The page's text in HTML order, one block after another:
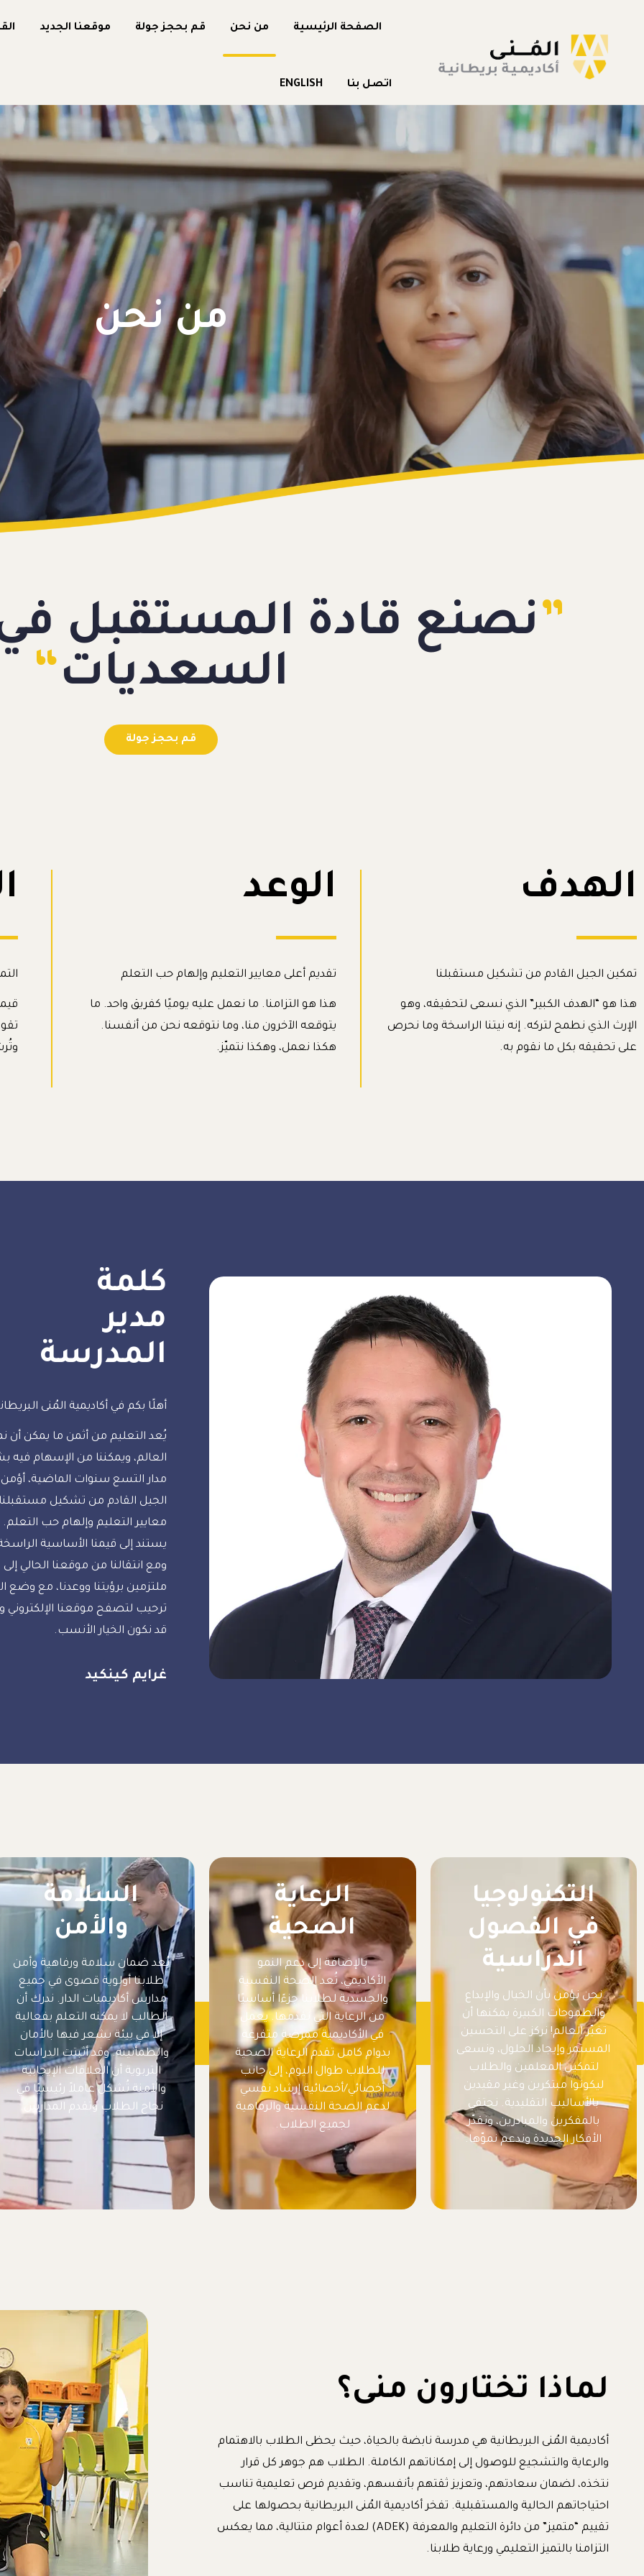
الصفحة الرئيسية من نحن قم بحجز جولة موقعنا الجديد
اتصل بنا ENGLISH
من نحن
” نصنع قادة المستقبل
السعديات“
قم بحجز جولة
الهدف
تمكين الجيل القادم من تشكيل مستقبلنا
هذا هو “الهدف الكبير” الذي نسعى لتحقيقه، وهو
الإرث الذي نطمح لتركه. إنه نيتنا الراسخة وما نحرص
على تحقيقه بكل ما نقوم به.
الوعد
تقديم أعلى معايير التعليم وإلهام حب التعلم
هذا هو التزامنا. ما نعمل عليه يوميًا كفريق واحد. ما
يتوقعه الآخرون منا، وما نتوقعه نحن من أنفسنا.
هكذا نعمل، وهكذا نتميّز.
كلمة
مدير
المدرسة
أهلًا بكم في أكاديمية المُنى
يُعد التعليم من أثمن ما يمكن أن
العالم، ويمكننا من الإسهام فيه
مدار التسع سنوات الماضية،
الجيل القادم من تشكيل
معايير التعليم وإلهام حب
يستند إلى قيمنا الأساسية الراسخة:
ومع انتقالنا من موقعنا الحالي
ملتزمين برؤيتنا ووعدنا، مع
ترحيب لتصفح موقعنا الإلكتروني
قد نكون الخيار الأنسب.
غرايم كينكيد
التكنولوجيا
في الفصول
الدراسية
نحن نؤمن بأن الخيال والإبداع
والطموحات الكبيرة يمكنها أن
تغيّر العالم! نركز على التحسين
المستمر وإيجاد الحلول، ونسعى
لتمكين المعلمين والطلاب
ليكونوا مبتكرين وغير مقيدين
بالأساليب التقليدية. نحتفي
بالمفكرين والمبادرين، ونقدّر
الأفكار الجديدة وندعم نموّها.
الرعاية
الصحية
بالإضافة إلى دعم النمو
الأكاديمي، تُعد الصحة النفسية
والجسدية لطلابنا جزءًا أساسيًا
من الرعاية التي نقدمها. يعمل
في الأكاديمية ممرضة متفرغة
بدوام كامل تقدم الرعاية الصحية
للطلاب طوال اليوم، إلى جانب
أخصائي/أخصائية إرشاد نفسي
لدعم الصحة النفسية والرفاهية
لجميع الطلاب.
السلامة
والأمن
يُعد ضمان سلامة ورفاهية وأمن
طلابنا أولوية قصوى في جميع
مدارس أكاديميات الدار. ندرك أن
الطالب لا يمكنه التعلم بفعالية
إلا في بيئة يشعر فيها بالأمان
والطمأنينة. وقد أثبتت الدراسات
التربوية أن العلاقات الإيجابية
والآمنة تُشكل عاملاً رئيسيًا في
نجاح الطلاب وتقدم المدارس.
لماذا تختارون منى؟
أكاديمية المُنى البريطانية هي مدرسة نابضة بالحياة، حيث يحظى الطلاب بالاهتمام
والرعاية والتشجيع للوصول إلى إمكاناتهم الكاملة. الطلاب هم جوهر كل قرار
نتخذه، لضمان سعادتهم، وتعزيز ثقتهم بأنفسهم، وتقديم فرص تعليمية تناسب
احتياجاتهم الحالية والمستقبلية. تفخر أكاديمية المُنى البريطانية بحصولها على
تقييم “متميز” من دائرة التعليم والمعرفة (ADEK) لعدة أعوام متتالية، مما يعكس
التزامنا بالتميز التعليمي ورعاية طلابنا.